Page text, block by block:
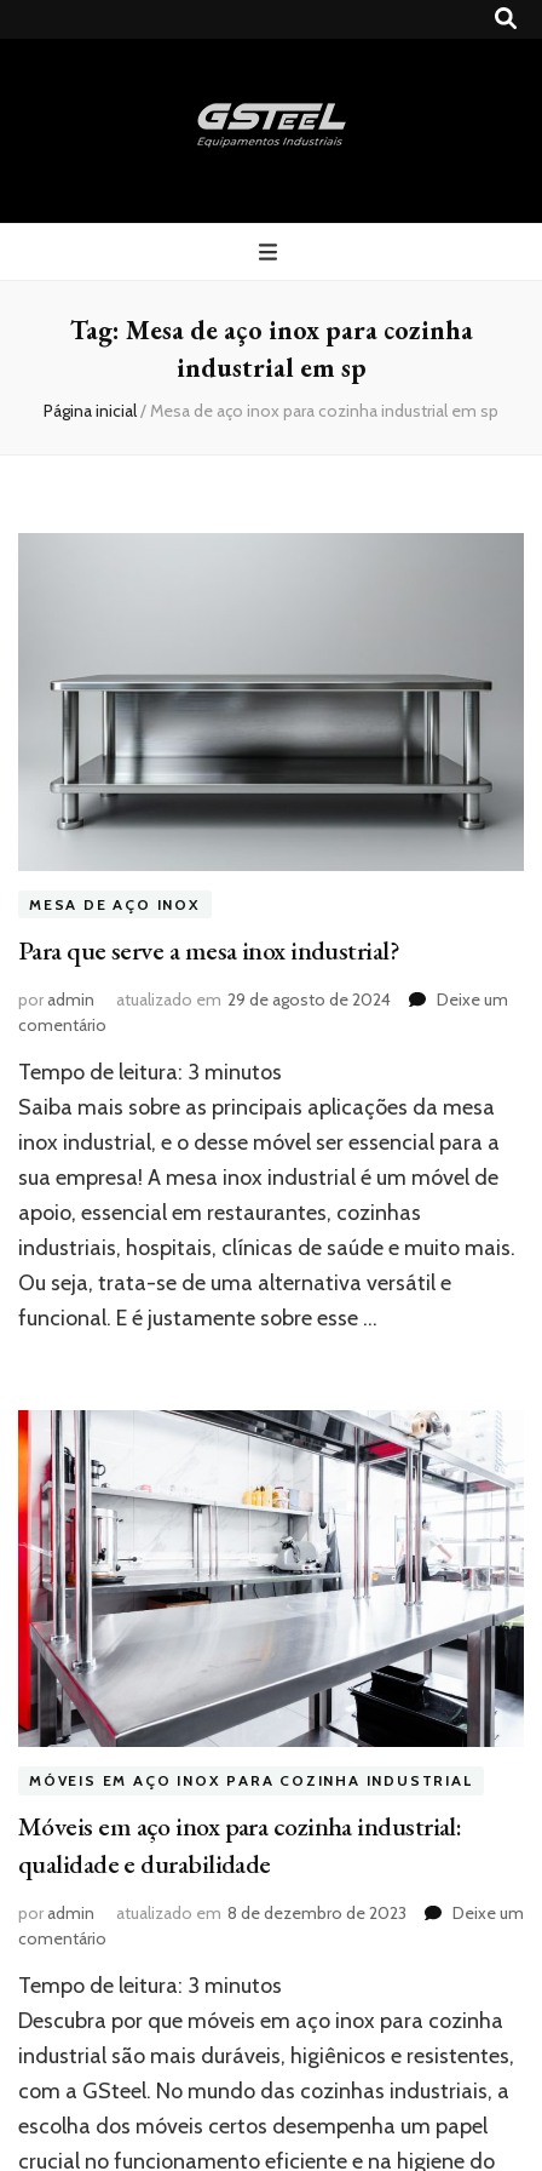
Gsteel
Tag: Mesa de aço inox para cozinha
industrial em sp
Página inicial/Mesa de aço inox para cozinha industrial em sp
MESA DE AÇO INOX
Para que serve a mesa inox industrial?
poradmin atualizado em 29 de agosto de 2024
Deixe um
comentário
que
serve
mesa
inox
industrial?
Tempo de leitura: 3 minutos
Saiba mais sobre as principais aplicações da mesa
inox industrial, e o desse móvel ser essencial para a
sua empresa! A mesa inox industrial é um móvel de
apoio, essencial em restaurantes, cozinhas
industriais, hospitais, clínicas de saúde e muito mais.
Ou seja, trata-se de uma alternativa versátil e
funcional. E é justamente sobre esse …
MÓVEIS EM AÇO INOX PARA COZINHA INDUSTRIAL
Móveis em aço inox para cozinha industrial:
qualidade e durabilidade
poradmin atualizado em 8 de dezembro de 2023
Deixe um
comentário
em
aço
inox
para
cozinha
industrial:
Tempo de leitura: 3 minutos
Descubra por que móveis em aço inox para cozinha
industrial são mais duráveis, higiênicos e resistentes,
com a GSteel. No mundo das cozinhas industriais, a
escolha dos móveis certos desempenha um papel
crucial no funcionamento eficiente e na higiene do